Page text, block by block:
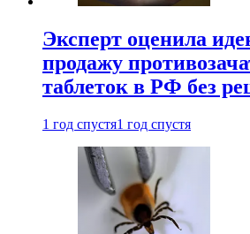
Эксперт оценила
продажу
таблеток в РФ без
1 год спустя1 год спустя